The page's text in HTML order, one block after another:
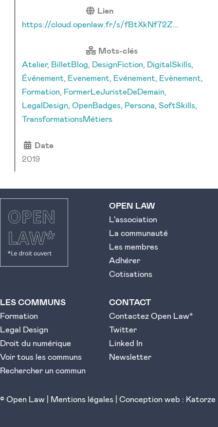
Lien
https://cloud.openlaw.fr/s/fBtXkNf72Z...
Mots-clés
Atelier, BilletBlog, DesignFiction, DigitalSkills,
Événement, Evenement, Evénement, Evènement,
Formation, FormerLeJuristeDeDemain,
LegalDesign, OpenBadges, Persona, SoftSkills,
TransformationsMétiers
Date
2019
OPEN LAW
L'association
La communauté
Les membres
Adhérer
Cotisations
LES COMMUNS
Formation
Legal Design
Droit du numérique
Voir tous les communs
Rechercher un commun
CONTACT
Contactez Open Law*
Twitter
Linked In
Newsletter
© Open Law | Mentions légales | Conception web : Katorze